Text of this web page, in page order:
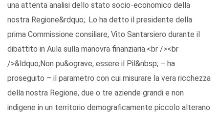
una attenta analisi dello stato socio-economico della
nostra Regione&rdquo;. Lo ha detto il presidente della
prima Commissione consiliare, Vito Santarsiero durante il
dibattito in Aula sulla manovra finanziaria.<br /><br
/>&ldquo;Non pu&ograve; essere il Pil&nbsp; – ha
proseguito – il parametro con cui misurare la vera ricchezza
della nostra Regione, due o tre aziende grandi e non
indigene in un territorio demograficamente piccolo alterano